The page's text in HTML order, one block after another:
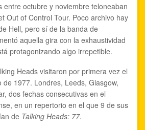
entre octubre y noviembre teloneaban
Out of Control Tour. Poco archivo hay
Hell, pero sí de la banda de
aquella gira con la exhaustividad
protagonizando algo irrepetible.
Heads visitaron por primera vez el
de 1977. Londres, Leeds, Glasgow,
dos fechas consecutivas en el
en un repertorio en el que 9 de sus
de Talking Heads: 77.